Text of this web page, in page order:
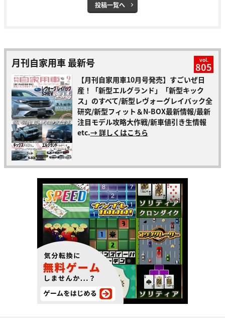
投稿一覧へ
月刊自家用車 最新号 vol.
805
【月刊自家用車10月号発売】すごいぜ日
産！「新型エルグランド」「新型キック
ス」のすべて/新型レヴォーグレイバック全
研究/新型フィット＆N-BOX最新情報/最新
注目モデル攻略大作戦/新車値引き生情報
etc.→ 詳しくはこちら